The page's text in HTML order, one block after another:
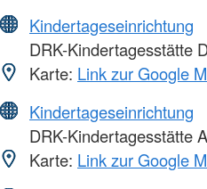
Kindertageseinrichtung
DRK-Kindertagesstätte
Karte: Link zur Google
Kindertageseinrichtung
DRK-Kindertagesstätte
Karte: Link zur Google